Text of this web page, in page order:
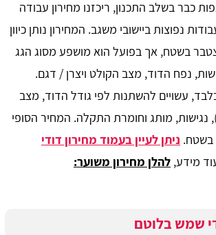
כבר בשלב התכנון, ריכזנו מחירון עבודה
נפוצות ביישובי משגב. המחירון נותן כיוון
בשטח, אך בפועל הוא מושפע מסוג הגג
נפח הדוד, מצב הקולט ויצרן / דגם.
עשויים להשתנות לפי גודל הדוד, מצב
נגישות, מותג וחומרת התקלה. המחיר הסופי
בשטח. ניתן לעיין בעמוד מחירון דודי
מידע, להלן מחירון משוער:
שמש בלוטם